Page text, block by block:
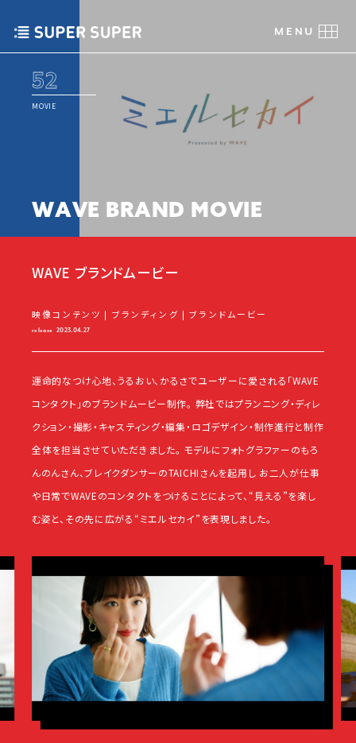
M E N U
52
MOVIE
WAVE BRAND MOVIE
WAVE ブランドムービー
映像コンテンツ | ブランディング | ブランドムービー
release 2023.04.27
運命的なつけ心地、うるおい、かるさでユーザーに愛される「WAVE
コンタクト」のブランドムービー制作。 弊社ではプランニング・ディレ
クション・撮影・キャスティング・編集・ロゴデザイン・制作進行と制作
全体を担当させていただきました。 モデルにフォトグラファーのもろ
んのんさん、ブレイクダンサーのTAICHIさんを起用し お二人が仕事
や日常でWAVEのコンタクトをつけることによって、“見える”を楽し
む姿と、その先に広がる“ミエルセカイ”を表現しました。